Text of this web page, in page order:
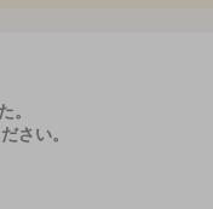
。
さい。